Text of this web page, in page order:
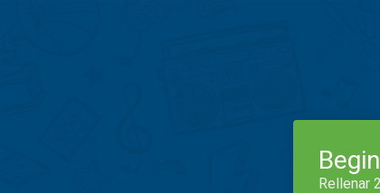
Rellenar